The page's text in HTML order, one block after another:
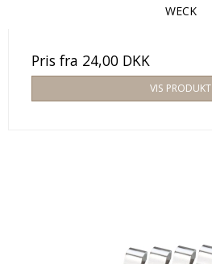
WECK
Pris fra 24,00 DKK
VIS PRODUKT